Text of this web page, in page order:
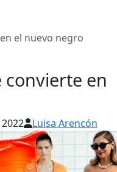
el nuevo negro
convierte en
Luisa Arencón